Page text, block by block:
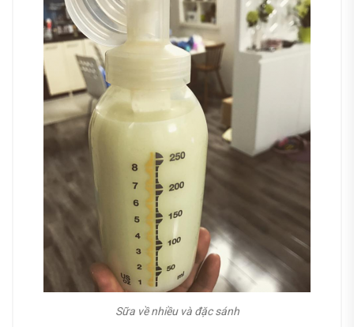
Sữa về nhiều và đặc sánh